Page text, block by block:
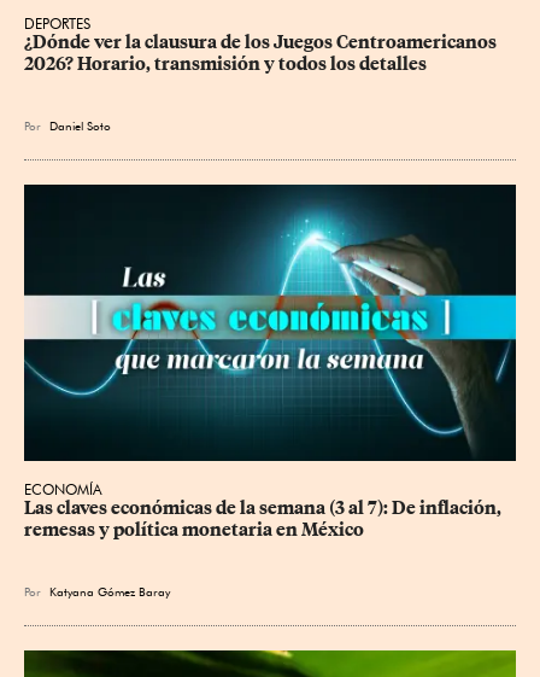
DEPORTES
¿Dónde ver la clausura de los Juegos Centroamericanos
2026? Horario, transmisión y todos los detalles
Por Daniel Soto
ECONOMÍA
Las claves económicas de la semana (3 al 7): De inflación,
remesas y política monetaria en México
Por Katyana Gómez Baray